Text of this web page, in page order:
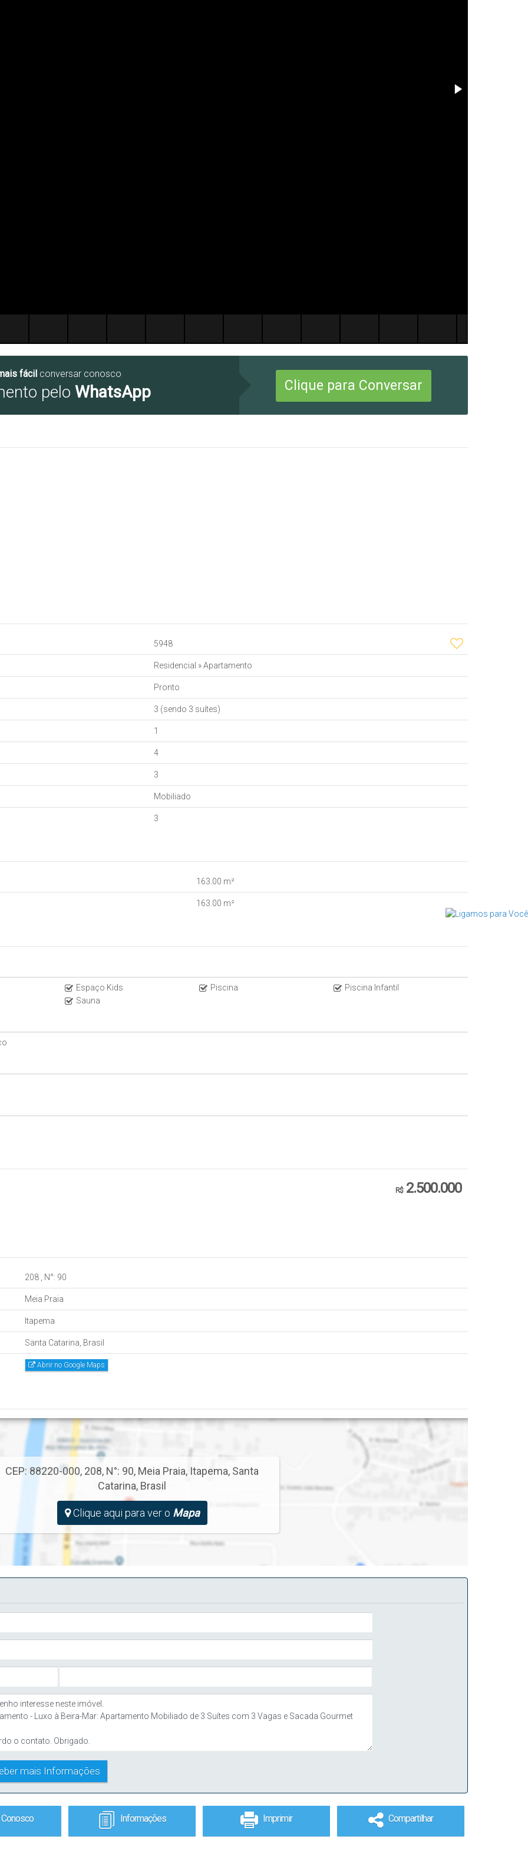
fácil conversar conosco
pelo WhatsApp Clique para Conversar
está ocupado
5948
Residencial »Apartamento
Pronto
3 (sendo 3 suítes)
1
4
3
Mobiliado
3
163 .00 m²
163 .00 m²
Espaço Kids Piscina
Piscina Infantil
Sauna
R$2.500.000
208 N°: 90
Meia Praia
Itapema
Santa Catarina, Brasil
Abrir no Google Maps
CEP: 88220-000, 208, N°: 90, Meia Praia, Itapema, Santa
Catarina, Brasil
Clique aqui para ver o Mapa
Conosco Informações Imprimir Compartilhar